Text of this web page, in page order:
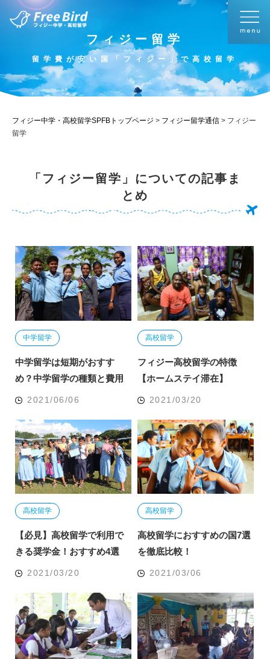
フィジー留学
留学費が安い国「フィジー」で高校留学
フィジー中学・高校留学SPFBトップページ > フィジー留学通信 > フィジー
留学
「フィジー留学」についての記事ま
とめ
中学留学
中学留学は短期がおすす
め？中学留学の種類と費用
2021/06/06
高校留学
フィジー高校留学の特徴
【ホームステイ滞在】
2021/03/20
高校留学
【必見】高校留学で利用で
きる奨学金！おすすめ4選
2021/03/20
高校留学
高校留学におすすめの国7選
を徹底比較！
2021/03/06